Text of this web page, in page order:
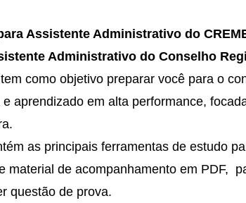
Assistente Administrativo do
Administrativo do Conselho
tem como objetivo preparar você para o
aprendizado em alta performance,
as principais ferramentas de estudo
material de acompanhamento em PDF,
questão de prova.